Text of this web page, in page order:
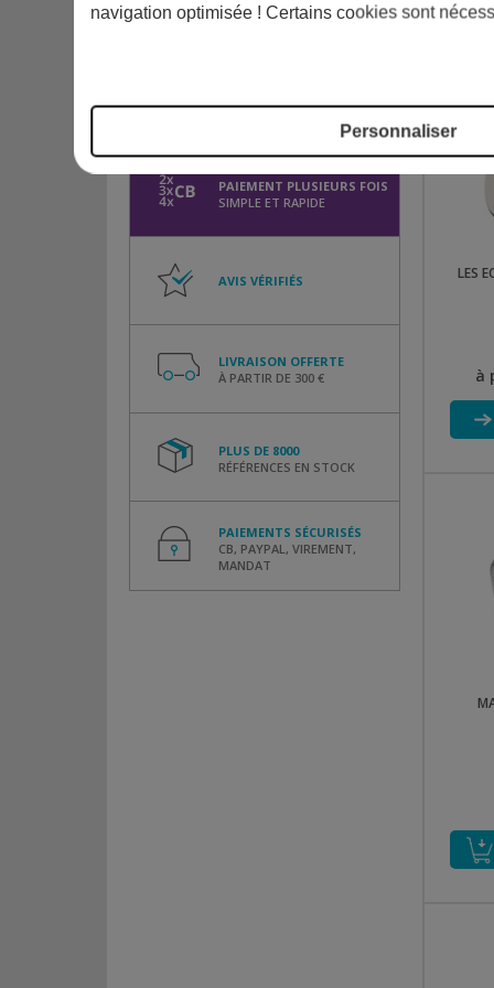
Toutes
PAIEMENT PLUSIEURS FOIS
SIMPLE ET RAPIDE
AVIS VÉRIFIÉS
LIVRAISON OFFERTE
À PARTIR DE 300 €
PLUS DE 8000
RÉFÉRENCES EN STOCK
PAIEMENTS SÉCURISÉS
CB, PAYPAL, VIREMENT,
MANDAT
LES
à
navigation optimisée ! Certains cookies sont
Personnaliser